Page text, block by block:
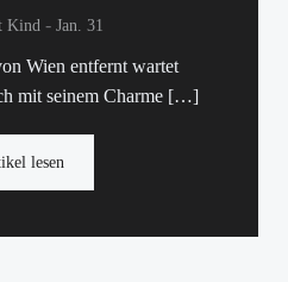
Kind - Jan. 31
Wien entfernt wartet
mit seinem Charme […]
lesen